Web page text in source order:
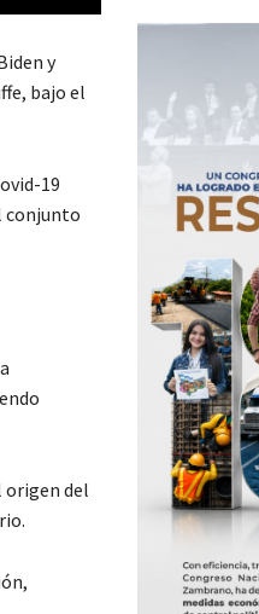
y
bajo el
19
conjunto
origen del